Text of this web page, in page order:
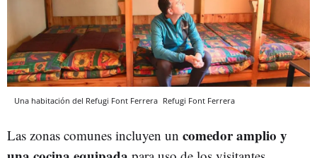
Una habitación del Refugi Font Ferrera Refugi Font Ferrera
Las zonas comunes incluyen un comedor amplio y